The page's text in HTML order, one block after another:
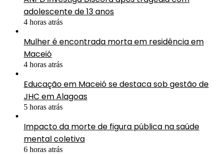
adolescente de 13 anos
4 horas atrás
Mulher é encontrada morta em residência em
Maceió
4 horas atrás
Educação em Maceió se destaca sob gestão de
JHC em Alagoas
5 horas atrás
Impacto da morte de figura pública na saúde
mental coletiva
6 horas atrás